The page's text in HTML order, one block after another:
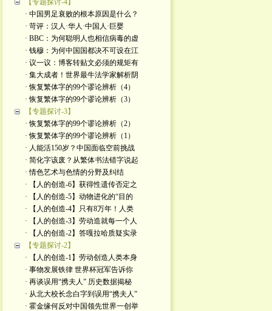
【专题探讨-4】
· 中国男足衰败的根本原因是什么？
· 苛评：汉人·华人·中国人·巨婴
· BBC：为何聪明人也相信病毒的虚
· 钱穆：为何中国国都决不可设在江
· 议一议：博客转贴文必须的规矩有
· 集大成者！世界最牛法学家解析阴
· 恢复繁体字的99个谬论辨析（4）
· 恢复繁体字的99个谬论辨析（3）
【专题探讨-3】
· 恢复繁体字的99个谬论辨析（2）
· 恢复繁体字的99个谬论辨析（1）
· 人能活150岁？中国面临空前挑战
· 简化字该废？从繁体书法错字说起
· 情色艺术与色情的分野及纠结
· 【人的创造-6】获得性遗传否定之
· 【人的创造-5】动物进化的“目的
· 【人的创造-4】只有8万年！人类
· 【人的创造-3】劳动造就每一个人
· 【人的创造-2】答嘎拉哈质疑实录
【专题探讨-2】
· 【人的创造-1】劳动创造人类本身
· 事物发展铁律 世界杯冠军告诉你
· 再谈误用“携夫人” 历史数据揭秘
· 从北大校长念白字到误用“携夫人”
· 霍金缘何反对中国领先世界一创举